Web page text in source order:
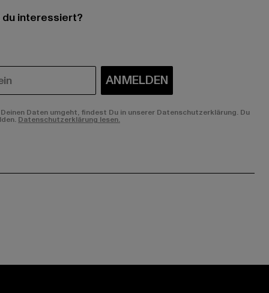
interessiert?
ANMELDEN
Daten umgeht, findest Du in unserer Datenschutzerklärung. Du
Datenschutzerklärung lesen.